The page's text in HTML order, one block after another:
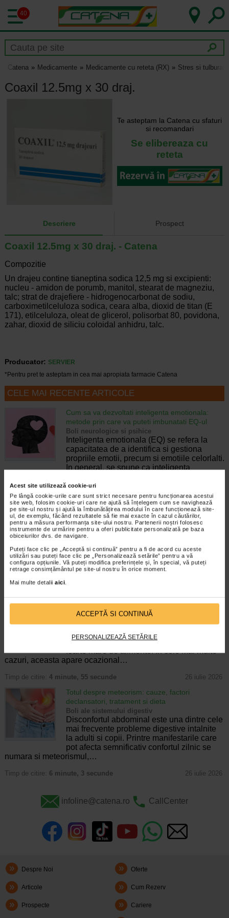
Acest site utilizează cookie-uri
Pe lângă cookie-urile care sunt strict necesare pentru funcționarea acestui
site web, folosim cookie-uri care ne ajută să înțelegem cum se navighează
pe site-ul nostru și ajută la îmbunătățirea modului în care funcționează site-
ul, de exemplu, făcând rezultatele să fie mai exacte în cazul căutărilor,
pentru a măsura performanța site-ului nostru. Partenerii noștri folosesc
instrumente de urmărire pentru a oferi publicitate personalizată pe baza
obiceiurilor dvs. de navigare.
Puteți face clic pe „Acceptă si continuă” pentru a fi de acord cu aceste
utilizări sau puteți face clic pe „Personalizează setările” pentru a vă
configura opțiunile. Vă puteți modifica preferințele și, în special, vă puteți
retrage consimțământul pe site-ul nostru în orice moment.
Mai multe detalii aici.
ACCEPTĂ SI CONTINUĂ
PERSONALIZEAZĂ SETĂRILE
40
Catena Medicamente Medicamente cu reteta (RX) Stres si tulburari
Coaxil 12.5mg x 30 draj.
Te asteptam la Catena cu sfaturi
si recomandari
Se elibereaza cu
reteta
Descriere Prospect
Coaxil 12.5mg x 30 draj. - Catena
Compozitie
Un drajeu contine tianeptina sodica 12,5 mg si excipienti:
nucleu - amidon de porumb, manitol, stearat de magneziu,
talc; strat de drajefiere - hidrogenocarbonat de sodiu,
carboximetilceluloza sodica, ceara alba, dioxid de titan (E
171), etilceluloza, oleat de glicerol, polisorbat 80, povidona,
zahar, dioxid de siliciu coloidal anhidru, talc.
Producator: SERVIER
*Pentru pret te asteptam in cea mai apropiata farmacie Catena
CELE MAI RECENTE ARTICOLE
Cum sa va dezvoltati inteligenta emotionala:
metode prin care va puteti imbunatati EQ-ul
Boli neurologice si psihice
Inteligenta emotionala (EQ) se refera la
capacitatea de a identifica si gestiona
propriile emotii, precum si emotiile celorlalti.
In general, se spune ca inteligenta
Timp de citire:4 minute, 39 secunde 6 august 2026
Enurezis: cauze, factori declansatori si solutii
Sistem urinar
Enurezisul este termenul medical pentru
pierderea accidentala de urina, de obicei in
timpul somnului. Este o afectiune frecventa
atat in randul copiilor, cat si al adultilor.
Enurezisul este considerat…
Timp de citire:4 minute, 32 secunde
Senzatia de prea plin: cand indica o afectiune si
cum o tratati
Boli ale sistemului digestiv
Multi oameni au experimentat macar o data
dupa masa o senzatie de prea plin, chiar si
atunci cand nu au consumat o cantitate
foarte mare de alimente. In cele mai multe
cazuri, aceasta apare ocazional…
Timp de citire: 4 minute, 55 secunde 26 iulie 2026
Totul despre meteorism: cauze, factori
declansatori, tratament si dieta
Boli ale sistemului digestiv
Disconfortul abdominal este una dintre cele
mai frecvente probleme digestive intalnite
la adulti si copii. Printre manifestarile care
pot afecta semnificativ confortul zilnic se
numara si meteorismul,…
Timp de citire: 6 minute, 3 secunde 26 iulie 2026
infoline@catena.ro CallCenter
Despre Noi Oferte
Articole Cum Rezerv
Prospecte Cariere